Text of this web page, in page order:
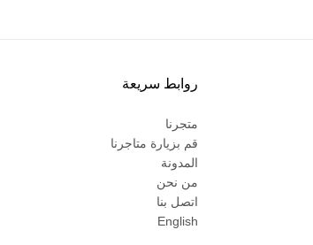
روابط سريعة
متجرنا
قم بزيارة متاجرنا
المدونة
من نحن
اتصل بنا
English